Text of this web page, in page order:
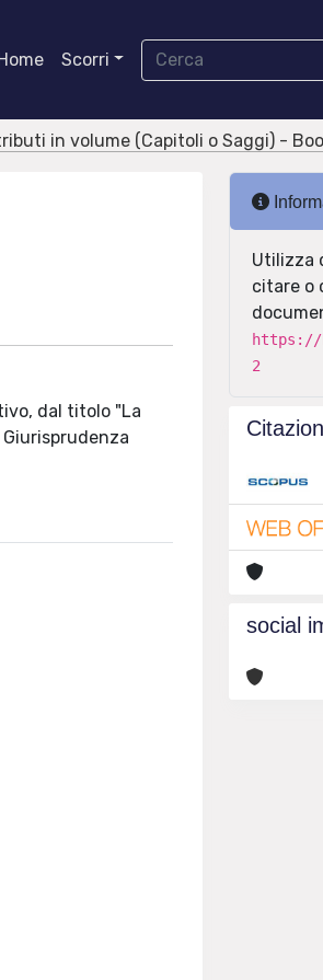
Scorri
in volume (Capitoli o Saggi) -
dal titolo "La
Utilizza
citare o
https://
2
social